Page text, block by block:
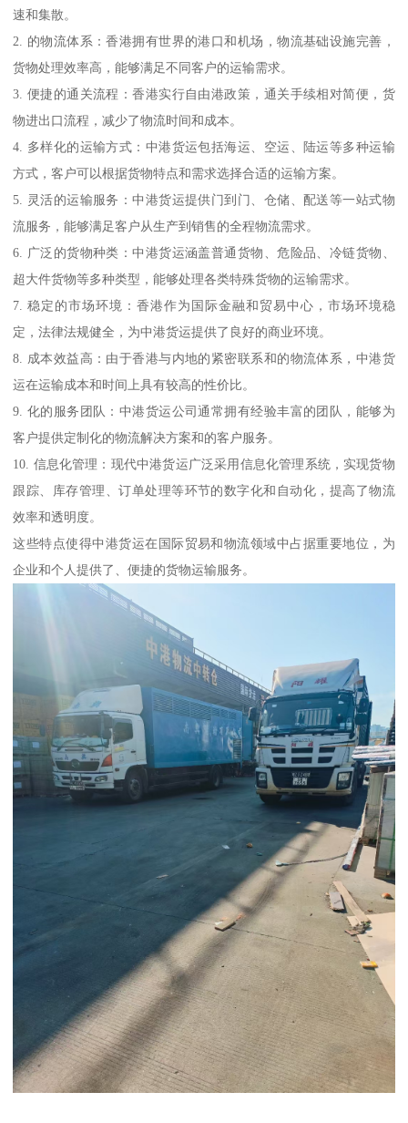
速和集散。
2. 的物流体系：香港拥有世界的港口和机场，物流基础设施完善，
货物处理效率高，能够满足不同客户的运输需求。
3. 便捷的通关流程：香港实行自由港政策，通关手续相对简便，货
物进出口流程，减少了物流时间和成本。
4. 多样化的运输方式：中港货运包括海运、空运、陆运等多种运输
方式，客户可以根据货物特点和需求选择合适的运输方案。
5. 灵活的运输服务：中港货运提供门到门、仓储、配送等一站式物
流服务，能够满足客户从生产到销售的全程物流需求。
6. 广泛的货物种类：中港货运涵盖普通货物、危险品、冷链货物、
超大件货物等多种类型，能够处理各类特殊货物的运输需求。
7. 稳定的市场环境：香港作为国际金融和贸易中心，市场环境稳
定，法律法规健全，为中港货运提供了良好的商业环境。
8. 成本效益高：由于香港与内地的紧密联系和的物流体系，中港货
运在运输成本和时间上具有较高的性价比。
9. 化的服务团队：中港货运公司通常拥有经验丰富的团队，能够为
客户提供定制化的物流解决方案和的客户服务。
10. 信息化管理：现代中港货运广泛采用信息化管理系统，实现货物
跟踪、库存管理、订单处理等环节的数字化和自动化，提高了物流
效率和透明度。
这些特点使得中港货运在国际贸易和物流领域中占据重要地位，为
企业和个人提供了、便捷的货物运输服务。